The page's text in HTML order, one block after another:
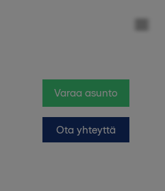
Varaa asunto
Ota yhteyttä